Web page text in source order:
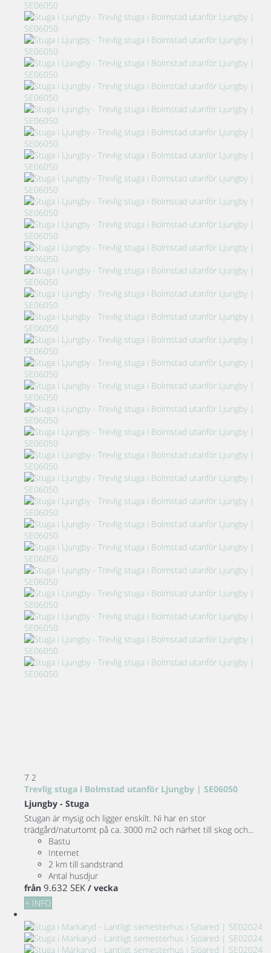
7 2
Trevlig stuga i Bolmstad utanför Ljungby | SE06050
Ljungby - Stuga
Stugan är mysig och ligger enskilt. Ni har en stor
trädgård/naturtomt på ca. 3000 m2 och närhet till skog och...
Bastu
Internet
2 km till sandstrand
Antal husdjur
från 9.632 SEK / vecka
+ INFO